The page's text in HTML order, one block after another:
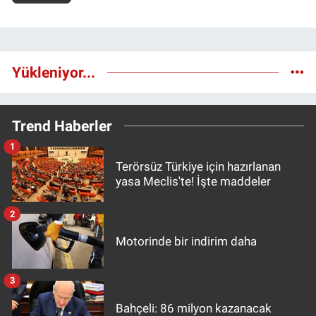
Yükleniyor...
Trend Haberler
Terörsüz Türkiye için hazırlanan
yasa Meclis'te! İşte maddeler
1
Motorinde bir indirim daha
2
Bahçeli: 86 milyon kazanacak
3